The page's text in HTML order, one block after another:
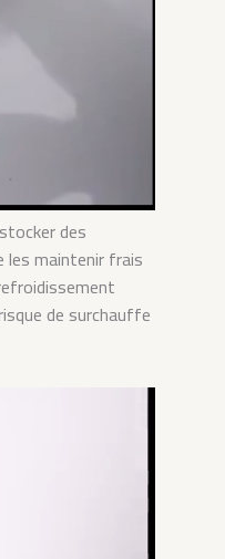
des
les maintenir frais
de surchauffe